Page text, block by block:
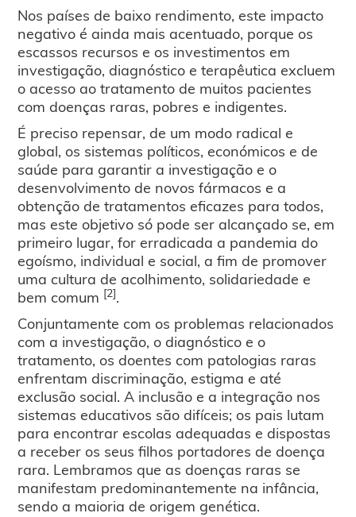
Nos países de baixo rendimento, este impacto
negativo é ainda mais acentuado, porque os
escassos recursos e os investimentos em
investigação, diagnóstico e terapêutica excluem
o acesso ao tratamento de muitos pacientes
com doenças raras, pobres e indigentes.
É preciso repensar, de um modo radical e
global, os sistemas políticos, económicos e de
saúde para garantir a investigação e o
desenvolvimento de novos fármacos e a
obtenção de tratamentos eficazes para todos,
mas este objetivo só pode ser alcançado se, em
primeiro lugar, for erradicada a pandemia do
egoísmo, individual e social, a fim de promover
uma cultura de acolhimento, solidariedade e
bem comum [2].
Conjuntamente com os problemas relacionados
com a investigação, o diagnóstico e o
tratamento, os doentes com patologias raras
enfrentam discriminação, estigma e até
exclusão social. A inclusão e a integração nos
sistemas educativos são difíceis; os pais lutam
para encontrar escolas adequadas e dispostas
a receber os seus filhos portadores de doença
rara. Lembramos que as doenças raras se
manifestam predominantemente na infância,
sendo a maioria de origem genética.